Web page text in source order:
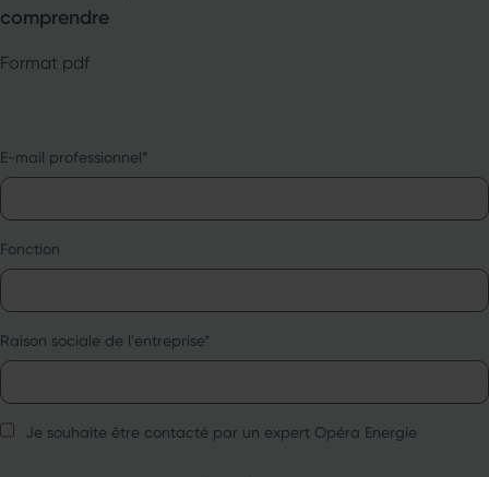
comprendre
Format pdf
E-mail professionnel*
Fonction
Raison sociale de l'entreprise*
Je souhaite être contacté par un expert Opéra Energie